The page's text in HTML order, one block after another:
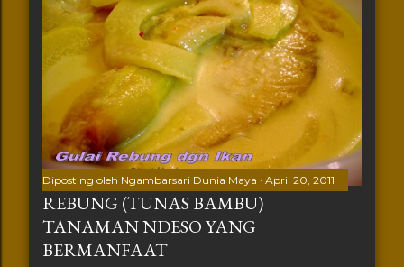
Diposting oleh Ngambarsari Dunia Maya April 20, 2011
REBUNG (TUNAS BAMBU)
TANAMAN NDESO YANG
BERMANFAAT